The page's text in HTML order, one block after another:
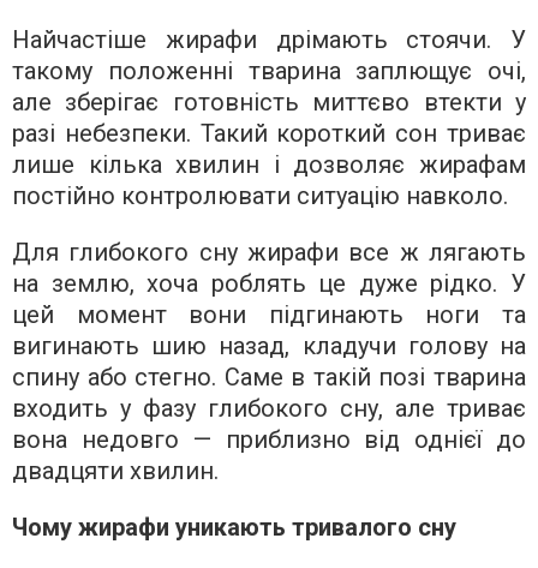
Найчастіше жирафи дрімають стоячи. У
такому положенні тварина заплющує очі,
але зберігає готовність миттєво втекти у
разі небезпеки. Такий короткий сон триває
лише кілька хвилин і дозволяє жирафам
постійно контролювати ситуацію навколо.
Для глибокого сну жирафи все ж лягають
на землю, хоча роблять це дуже рідко. У
цей момент вони підгинають ноги та
вигинають шию назад, кладучи голову на
спину або стегно. Саме в такій позі тварина
входить у фазу глибокого сну, але триває
вона недовго — приблизно від однієї до
двадцяти хвилин.
Чому жирафи уникають тривалого сну